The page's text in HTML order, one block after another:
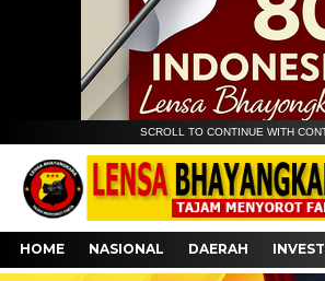
SCROLL TO CONTINUE WITH
HOME NASIONAL DAERAH